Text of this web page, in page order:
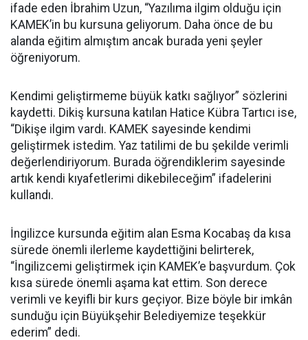
ifade eden İbrahim Uzun, “Yazılıma ilgim olduğu için
KAMEK’in bu kursuna geliyorum. Daha önce de bu
alanda eğitim almıştım ancak burada yeni şeyler
öğreniyorum.
Kendimi geliştirmeme büyük katkı sağlıyor” sözlerini
kaydetti. Dikiş kursuna katılan Hatice Kübra Tartıcı ise,
“Dikişe ilgim vardı. KAMEK sayesinde kendimi
geliştirmek istedim. Yaz tatilimi de bu şekilde verimli
değerlendiriyorum. Burada öğrendiklerim sayesinde
artık kendi kıyafetlerimi dikebileceğim” ifadelerini
kullandı.
İngilizce kursunda eğitim alan Esma Kocabaş da kısa
sürede önemli ilerleme kaydettiğini belirterek,
“İngilizcemi geliştirmek için KAMEK’e başvurdum. Çok
kısa sürede önemli aşama kat ettim. Son derece
verimli ve keyifli bir kurs geçiyor. Bize böyle bir imkân
sunduğu için Büyükşehir Belediyemize teşekkür
ederim” dedi.